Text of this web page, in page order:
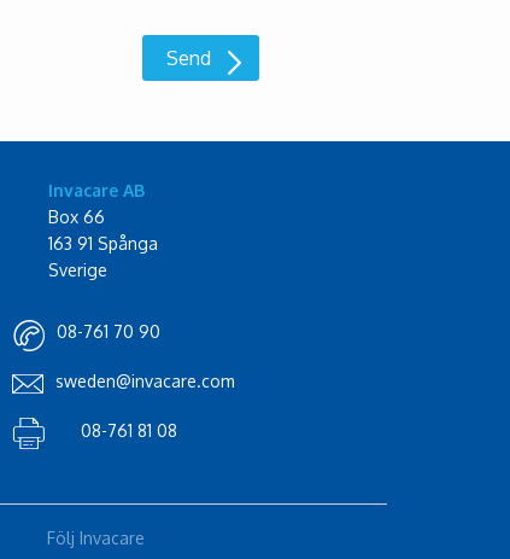
Invacare AB
Box 66
163 91 Spånga
Sverige
08-761 70 90
sweden@invacare.com
08-761 81 08
Följ Invacare